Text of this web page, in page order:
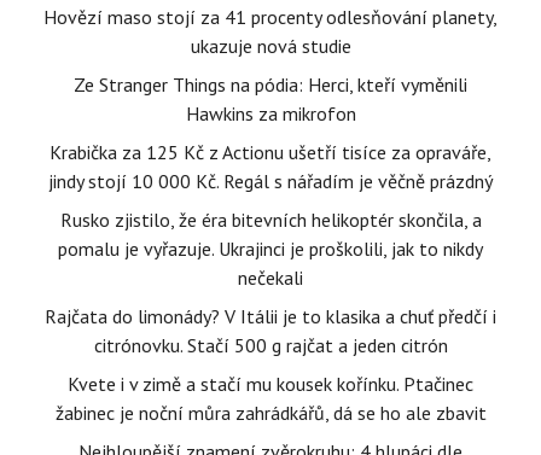
Hovězí maso stojí za 41 procenty odlesňování planety,
ukazuje nová studie
Ze Stranger Things na pódia: Herci, kteří vyměnili
Hawkins za mikrofon
Krabička za 125 Kč z Actionu ušetří tisíce za opraváře,
jindy stojí 10 000 Kč. Regál s nářadím je věčně prázdný
Rusko zjistilo, že éra bitevních helikoptér skončila, a
pomalu je vyřazuje. Ukrajinci je proškolili, jak to nikdy
nečekali
Rajčata do limonády? V Itálii je to klasika a chuť předčí i
citrónovku. Stačí 500 g rajčat a jeden citrón
Kvete i v zimě a stačí mu kousek kořínku. Ptačinec
žabinec je noční můra zahrádkářů, dá se ho ale zbavit